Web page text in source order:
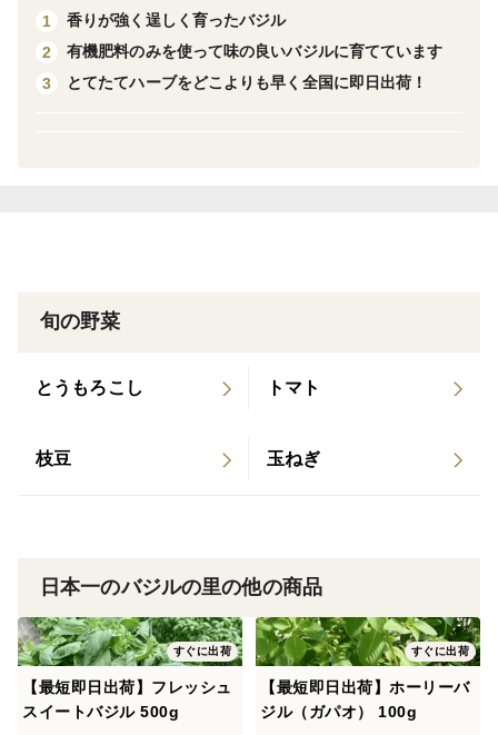
ワイルドルッコラ（ルッコラ セルバチコ、セルバチ
カ、セルバティカとも呼ばれます）は、通常のルッコラ
コラと生ハムをたっぷりトッピングしたピッツァはパル
ピッツアです。
午前中にご注文をいただいた場合、一部例外を除いて、
けが可能です。
－北海道は航空便を使っての出荷で翌々日のお届けが可
能です。
なお、お急ぎの場合は購入画面で「すぐに出荷」を選ん
でください。航空便を含めた最速での出荷をします。お
1
香りが強く逞しく育ったバジル
2
有機肥料のみを使って味の良いバジルに育てています
3
とてたてハーブをどこよりも早く全国に即日出荷！
旬の野菜
とうもろこし トマト
枝豆 玉ねぎ
日本一のバジルの里の他の商品
すぐに出荷
【最短即日出荷】フレッシュ
スイートバジル 500g
すぐに出荷
【最短即日出荷】ホーリーバ
ジル（ガパオ） 100g